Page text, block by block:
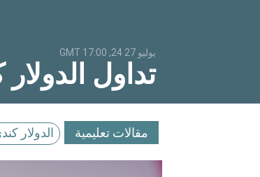
يوليو 27 24, 17:00 GMT
تداول
مقالات تعليمية الدولار